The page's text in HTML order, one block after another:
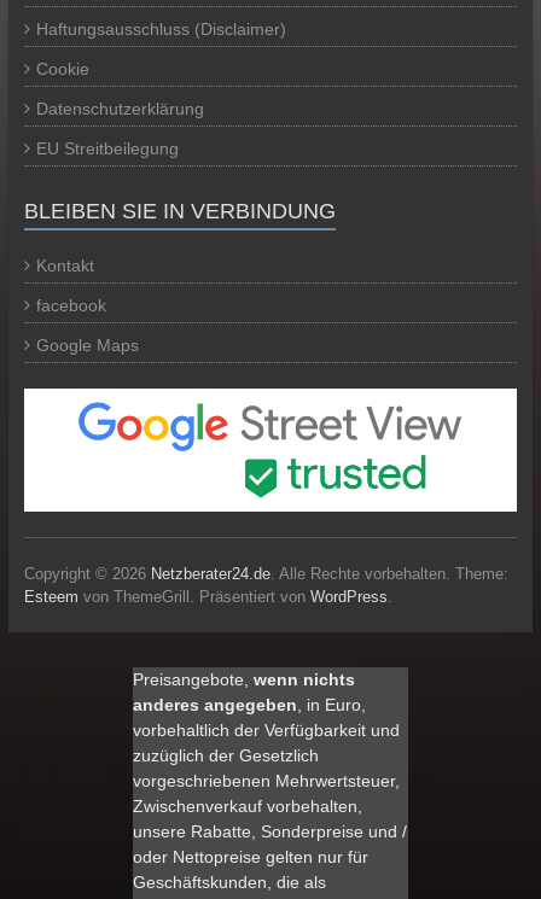
Haftungsausschluss (Disclaimer)
Cookie
Datenschutzerklärung
EU Streitbeilegung
BLEIBEN SIE IN VERBINDUNG
Kontakt
facebook
Google Maps
Copyright © 2026 Netzberater24.de. Alle Rechte vorbehalten. Theme:
Esteem von ThemeGrill. Präsentiert von WordPress.
Preisangebote, wenn nichts
anderes angegeben , in Euro,
vorbehaltlich der Verfügbarkeit und
zuzüglich der Gesetzlich
vorgeschriebenen Mehrwertsteuer,
Zwischenverkauf vorbehalten,
unsere Rabatte, Sonderpreise und /
oder Nettopreise gelten nur für
Geschäftskunden, die als